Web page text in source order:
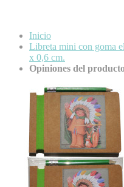
Inicio
Libreta mini con goma
x 0,6 cm.
Opiniones del